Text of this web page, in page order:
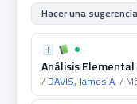
Hacer una sugerencia
Análisis
/ DAVIS, James A. /